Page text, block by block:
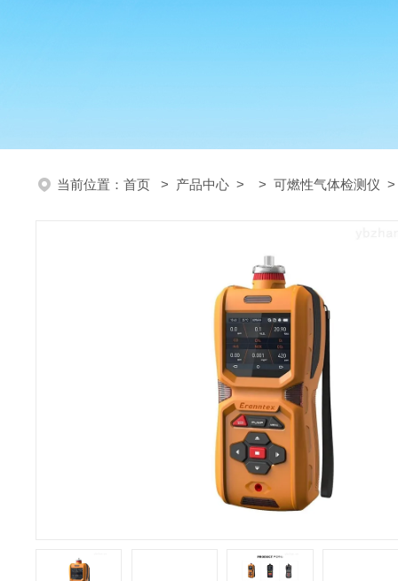
当前位置： 首页 > 产品中心 > > 可燃性气体检测仪 >